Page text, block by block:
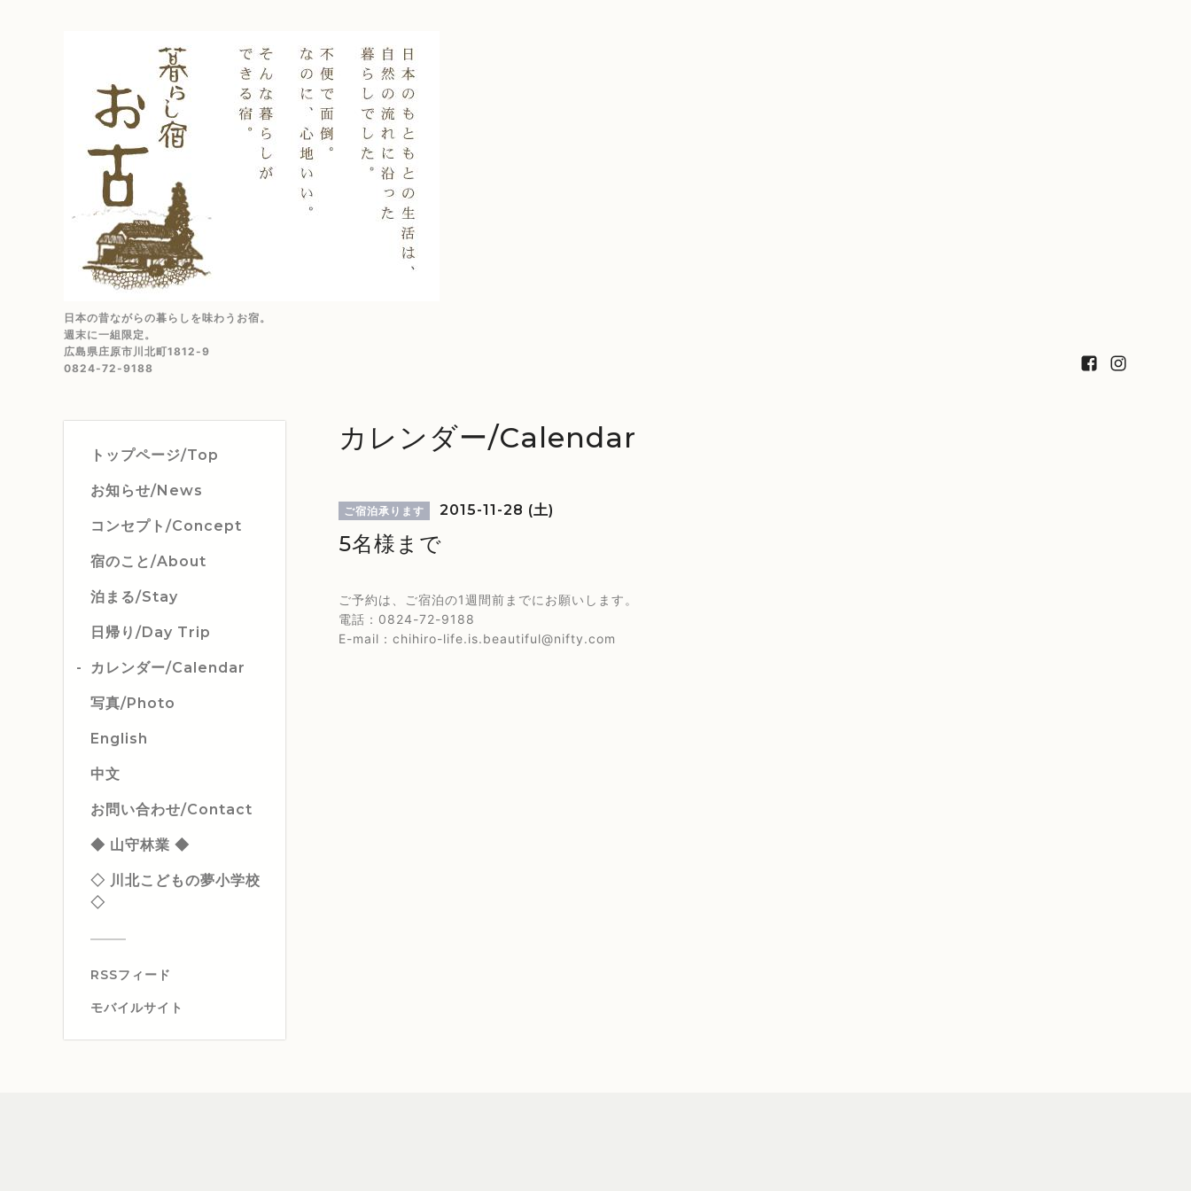
日本の昔ながらの暮らしを味わうお宿。
週末に一組限定。
広島県庄原市川北町1812-9
0824-72-9188
トップページ/Top
お知らせ/News
コンセプト/Concept
宿のこと/About
泊まる/Stay
日帰り/Day Trip
カレンダー/Calendar
写真/Photo
English
中文
お問い合わせ/Contact
◆ 山守林業 ◆
◇ 川北こどもの夢小学校
◇
RSSフィード
モバイルサイト
カレンダー/Calendar
ご宿泊承ります 2015-11-28 (土)
5名様まで
ご予約は、ご宿泊の1週間前までにお願いします。
電話：0824-72-9188
E-mail：chihiro-life.is.beautiful@nifty.com